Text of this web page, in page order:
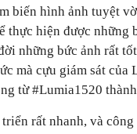
biến hình ảnh tuyệt
thực hiện được những
những bức ảnh rất
mà cựu giám sát của
từ #Lumia1520
rất nhanh, và